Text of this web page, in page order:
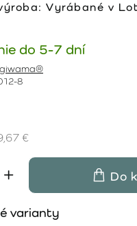
Vyrábané v
do 5-7 dní
8
€
Do
varianty